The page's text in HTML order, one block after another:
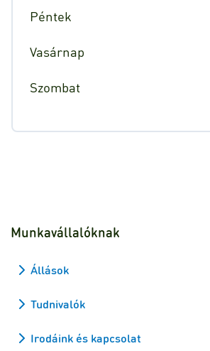
Péntek
Vasárnap
Szombat
Munkavállalóknak
Állások
Tudnivalók
Irodáink és kapcsolat